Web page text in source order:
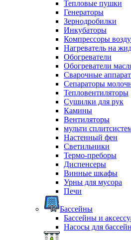
Тепловые пушки
Генераторы
Зернодробилки
Инкубаторы
Компрессоры
Нагреватель на
Обогреватели
Обогреватели
Сварочные
Сепараторы
Тепловентиляторы
Сушилки для рук
Камины
Вентиляторы
мульти
Настенный фен
Светильники
Термо-преборы
Диспенсеры
Винные шкафы
Урны для мусора
Печи
Бассейны
Бассейны и
Насосы для